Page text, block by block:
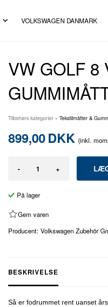
VOLKSWAGEN DANMARK
VW GOLF 8
Tilbehørs kategorier» Tekstilmåtter &
899,00DKK (inkl.
- +
På lager
Gem varen
Producent: Volkswagen Zubehör
BESKRIVELSE
Så er fodrummet rent uanset